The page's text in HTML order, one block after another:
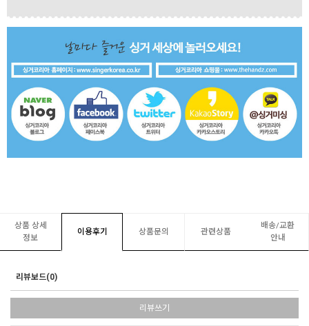
상품 상세
정보
이용후기 상품문의 관련상품
배송/교환
안내
리뷰보드(0)
리뷰쓰기